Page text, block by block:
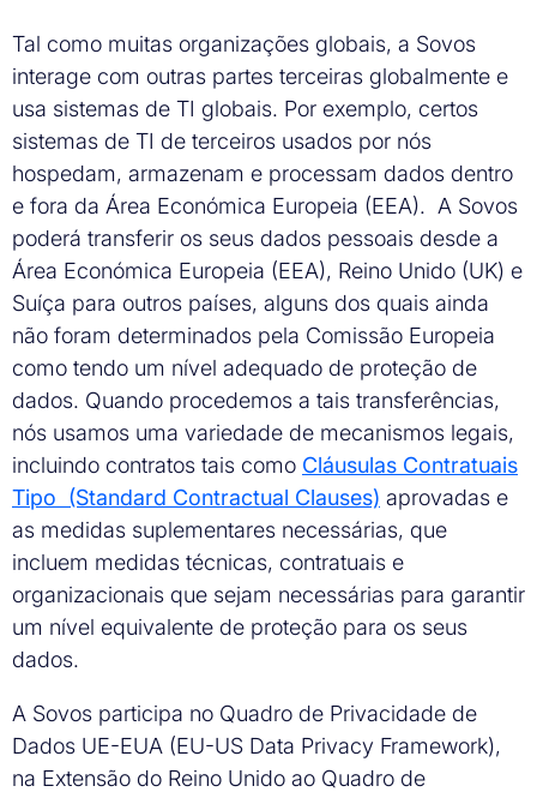
Tal como muitas organizações globais, a Sovos
interage com outras partes terceiras globalmente e
usa sistemas de TI globais. Por exemplo, certos
sistemas de TI de terceiros usados por nós
hospedam, armazenam e processam dados dentro
e fora da Área Económica Europeia (EEA). A Sovos
poderá transferir os seus dados pessoais desde a
Área Económica Europeia (EEA), Reino Unido (UK) e
Suíça para outros países, alguns dos quais ainda
não foram determinados pela Comissão Europeia
como tendo um nível adequado de proteção de
dados. Quando procedemos a tais transferências,
nós usamos uma variedade de mecanismos legais,
incluindo contratos tais como Cláusulas Contratuais
Tipo (Standard Contractual Clauses) aprovadas e
as medidas suplementares necessárias, que
incluem medidas técnicas, contratuais e
organizacionais que sejam necessárias para garantir
um nível equivalente de proteção para os seus
dados.
A Sovos participa no Quadro de Privacidade de
Dados UE-EUA (EU-US Data Privacy Framework),
na Extensão do Reino Unido ao Quadro de